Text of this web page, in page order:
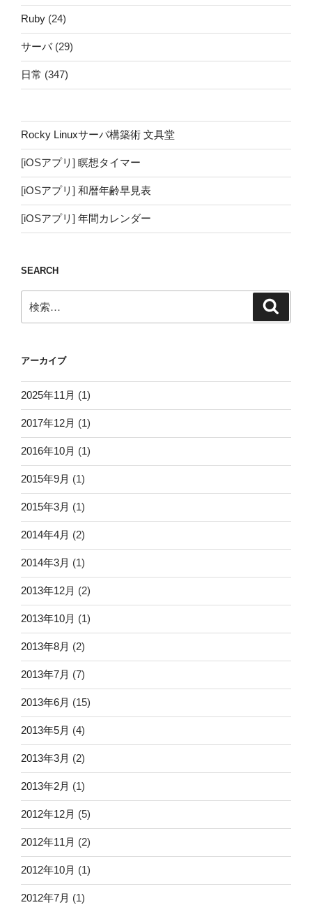
Ruby (24)
サーバ(29)
日常 (347)
Rocky Linuxサーバ構築術 文具堂
[iOSアプリ] 瞑想タイマー
[iOSアプリ] 和暦年齢早見表
[iOSアプリ] 年間カレンダー
SEARCH
索:
アーカイブ
2025年11月 (1)
2017年12月 (1)
2016年10月 (1)
2015年9月 (1)
2015年3月 (1)
2014年4月 (2)
2014年3月 (1)
2013年12月 (2)
2013年10月 (1)
2013年8月 (2)
2013年7月 (7)
2013年6月 (15)
2013年5月 (4)
2013年3月 (2)
2013年2月 (1)
2012年12月 (5)
2012年11月 (2)
2012年10月 (1)
2012年7月 (1)